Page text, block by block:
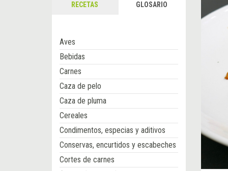
RECETAS GLOSARIO
Aves
Bebidas
Carnes
Caza de pelo
Caza de pluma
Cereales
Condimentos, especias y aditivos
Conservas, encurtidos y escabeches
Cortes de carnes